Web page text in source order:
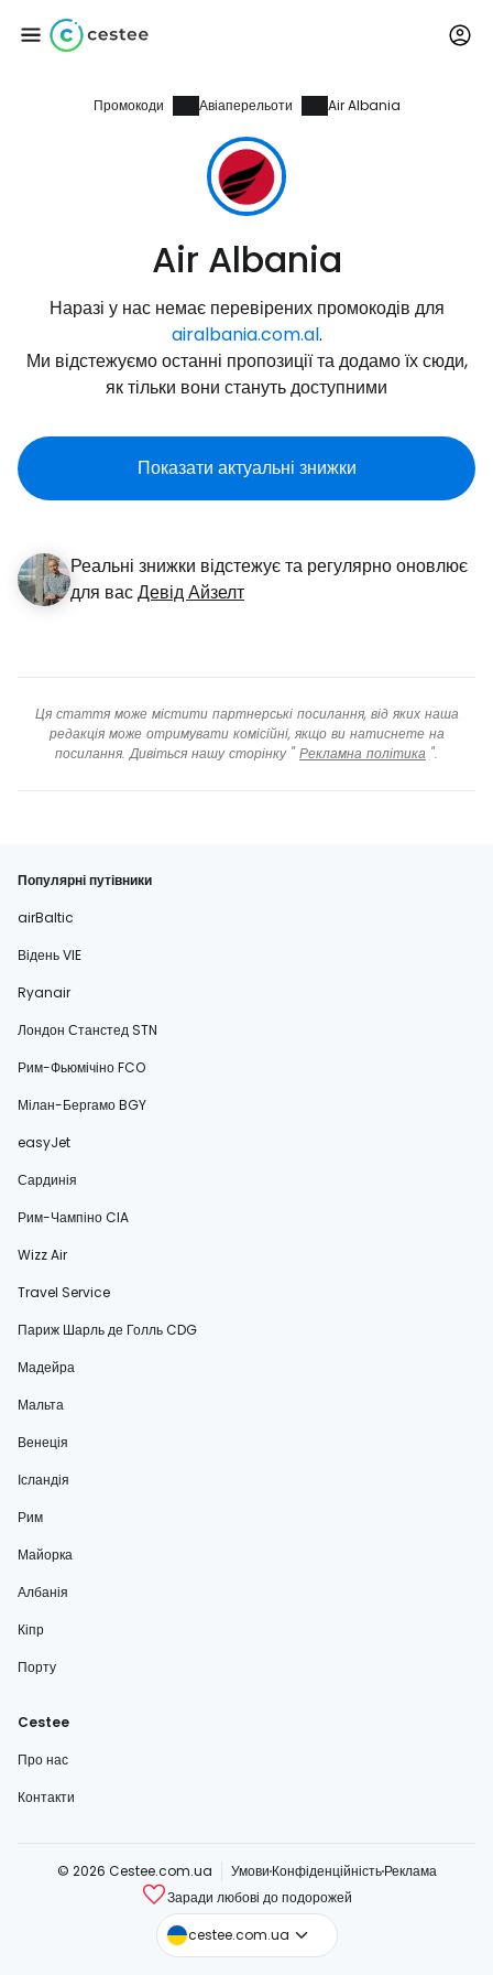
Промокоди Авіаперельоти Air Albania
Air Albania
Наразі у нас немає перевірених промокодів для
airalbania.com.al.
Ми відстежуємо останні пропозиції та додамо їх сюди,
як тільки вони стануть доступними
Показати актуальні знижки
Реальні знижки відстежує та регулярно оновлює
для васДевід Айзелт
Ця стаття може містити партнерські посилання, від яких наша
редакція може отримувати комісійні, якщо ви натиснете на
посилання. Дивіться нашу сторінку " Рекламна політика ".
Популярні путівники
airBaltic
Відень VIE
Ryanair
Лондон Станстед STN
Рим-Фьюмічіно FCO
Мілан-Бергамо BGY
easyJet
Сардинія
Рим-Чампіно CIA
Wizz Air
Travel Service
Париж Шарль де Голль CDG
Мадейра
Мальта
Венеція
Ісландія
Рим
Майорка
Албанія
Кіпр
Порту
Cestee
Про нас
Контакти
© 2026 Cestee.com.ua УмовиКонфіденційністьРеклама
Заради любові до подорожей
cestee.com.ua
cestee.com
cestee.sk
Увійдіть до Cestee
... світова туристична спільнота
Продовжуйте з Google
Продовжуйте у Facebook